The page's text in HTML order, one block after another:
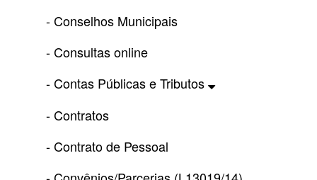
- Conselhos Municipais
- Consultas online
- Contas Públicas e Tributos
- Contratos
- Contrato de Pessoal